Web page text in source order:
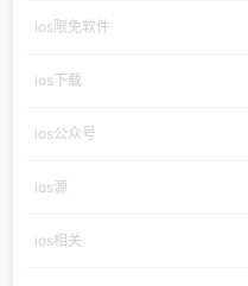
ios限免软件
ios下载
ios公众号
ios源
ios相关